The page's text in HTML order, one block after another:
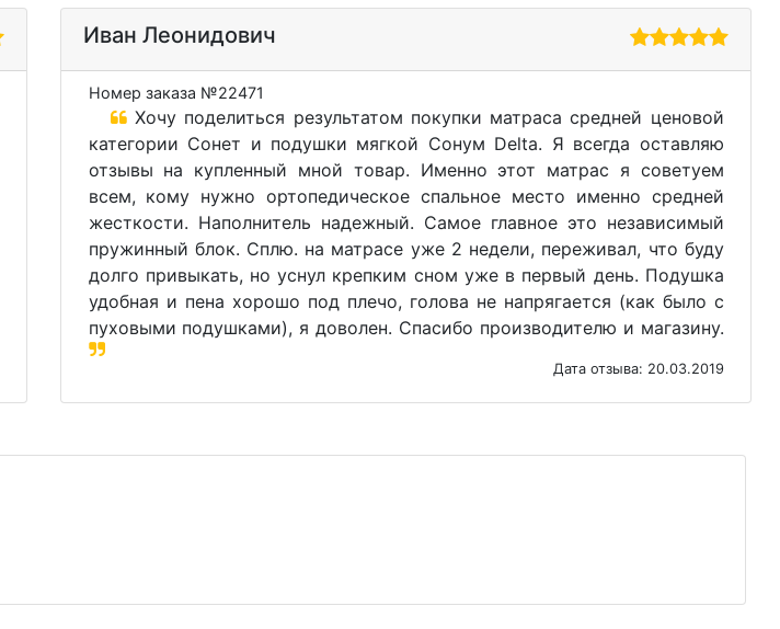
Иван Леонидович
Номер заказа №22471
Хочу поделиться результатом покупки матраса средней ценовой
категории Сонет и подушки мягкой Сонум Delta. Я всегда оставляю
отзывы на купленный мной товар. Именно этот матрас я советуем
всем, кому нужно ортопедическое спальное место именно средней
жесткости. Наполнитель надежный. Самое главное это независимый
пружинный блок. Сплю. на матрасе уже 2 недели, переживал, что буду
долго привыкать, но уснул крепким сном уже в первый день. Подушка
удобная и пена хорошо под плечо, голова не напрягается (как было с
пуховыми подушками), я доволен. Спасибо производителю и магазину.
Дата отзыва: 20.03.2019